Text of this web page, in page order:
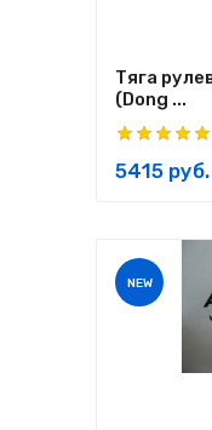
Тяга
(Dong ...
5415 руб.
NEW